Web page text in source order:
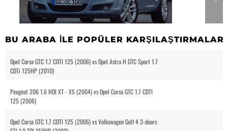
BU ARABA ILE POPÜLER KARŞILAŞTIRMALAR
Opel Corsa GTC 1.7 CDTI 125 (2006) vs Opel Astra H GTC Sport 1.7
CDTi 125HP (2010)
Peugeot 206 1.6 HDI XT - XS (2004) vs Opel Corsa GTC 1.7 CDTI
125 (2006)
Opel Corsa GTC 1.7 CDTI 125 (2006) vs Volkswagen Golf 4 3-doors